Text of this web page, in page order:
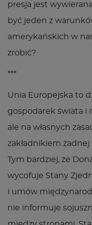
presja jest
być jeden z
amerykańskich w
zrobić?
***
Unia Europejska to
gospodarek świata i
ale na własnych
zakładnikiem żadnej
Tym bardziej, że
wycofuje Stany
i umów
nie informuje